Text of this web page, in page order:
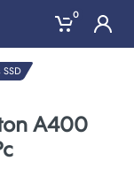
0
A400